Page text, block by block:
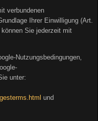
verbundenen
Ihrer Einwilligung (Art.
Sie jederzeit mit
Nutzungsbedingungen,
unter:
und